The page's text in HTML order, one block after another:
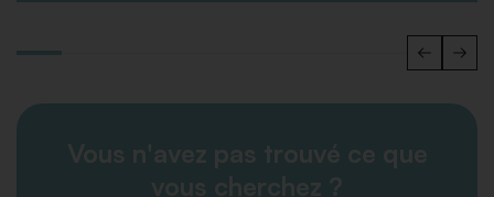
Vous n'avez pas trouvé ce que
vous cherchez ?